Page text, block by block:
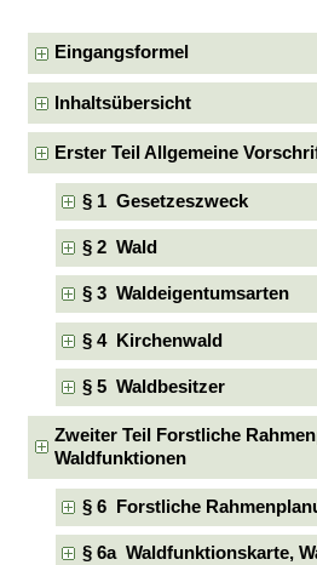
Eingangsformel
Inhaltsübersicht
Erster Teil Allgemeine
§ 1 Gesetzeszweck
§ 2 Wald
§ 3 Waldeigentumsarten
§ 4 Kirchenwald
§ 5 Waldbesitzer
Zweiter Teil Forstliche
Waldfunktionen
§ 6 Forstliche
§ 6a Waldfunktionskarte,